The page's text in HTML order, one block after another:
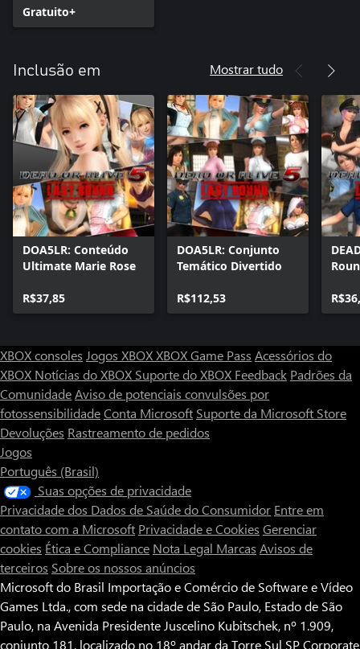
Gratuito+
Inclusão em Mostrar tudo
DOA5LR: Conteúdo
Ultimate Marie Rose
R$37,85
DOA5LR: Conjunto
Temático Divertido
R$112,53
XBOX consoles Jogos XBOXXBOX Game Pass Acessórios do
XBOX Notícias do XBOX Suporte do XBOX Feedback Padrões da
ComunidadeAviso de potenciais convulsões por
fotossensibilidadeConta Microsoft Suporte da Microsoft Store
Devoluções Rastreamento de pedidos
Jogos
Português (Brasil)
Suas opções de privacidade
Privacidade dos Dados de Saúde do Consumidor Entre em
contato com a Microsoft Privacidade e Cookies Gerenciar
cookies Ética e Compliance Nota Legal Marcas Avisos de
terceiros Sobre os nossos anúncios
Microsoft do Brasil Importação e Comércio de Software e Vídeo
Games Ltda., com sede na cidade de São Paulo, Estado de São
Paulo, na Avenida Presidente Juscelino Kubitschek, nº 1.909,
conjunto 181, localizado no 18º andar da Torre Sul SP Corporate